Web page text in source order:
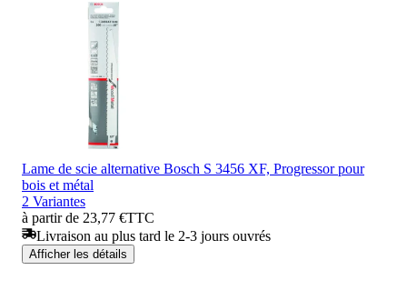
Lame de scie alternative Bosch S 3456 XF, Progressor pour
bois et métal
2 Variantes
à partir de 23,77 €TTC
Livraison au plus tard le 2-3 jours ouvrés
Afficher les détails